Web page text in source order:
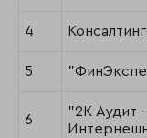
4
5
6
"2К Аудит